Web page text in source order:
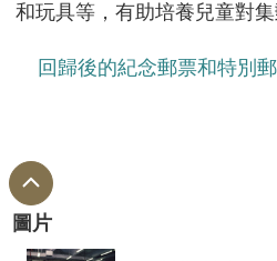
和玩具等，有助培養兒童對集
回歸後的紀念郵票和特別
圖片